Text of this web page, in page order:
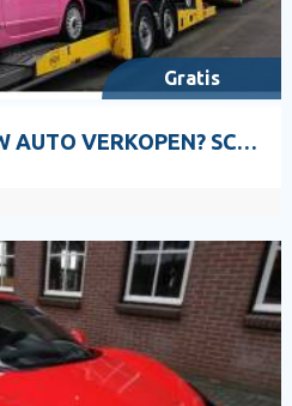
Gratis
SNEL EN CORRECT UW AUTO VERKOPEN? SCHADEAUTO? EXPORTAUTO?